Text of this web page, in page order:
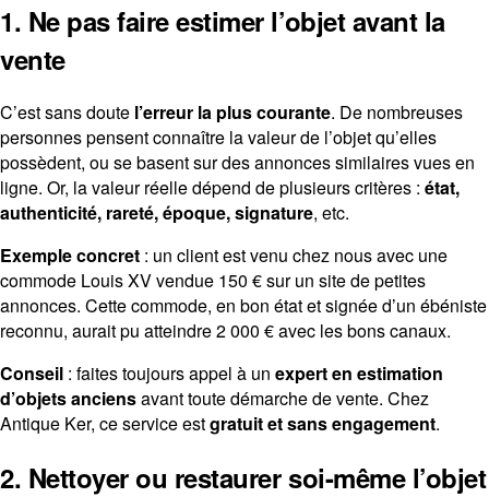
1. Ne pas faire estimer l’objet avant la
vente
C’est sans doute l’erreur la plus courante. De nombreuses
personnes pensent connaître la valeur de l’objet qu’elles
possèdent, ou se basent sur des annonces similaires vues en
ligne. Or, la valeur réelle dépend de plusieurs critères : état,
authenticité, rareté, époque, signature, etc.
Exemple concret : un client est venu chez nous avec une
commode Louis XV vendue 150 € sur un site de petites
annonces. Cette commode, en bon état et signée d’un ébéniste
reconnu, aurait pu atteindre 2 000 € avec les bons canaux.
Conseil : faites toujours appel à un expert en estimation
d’objets anciensavant toute démarche de vente. Chez
Antique Ker, ce service estgratuit et sans engagement.
2. Nettoyer ou restaurer soi-même l’objet